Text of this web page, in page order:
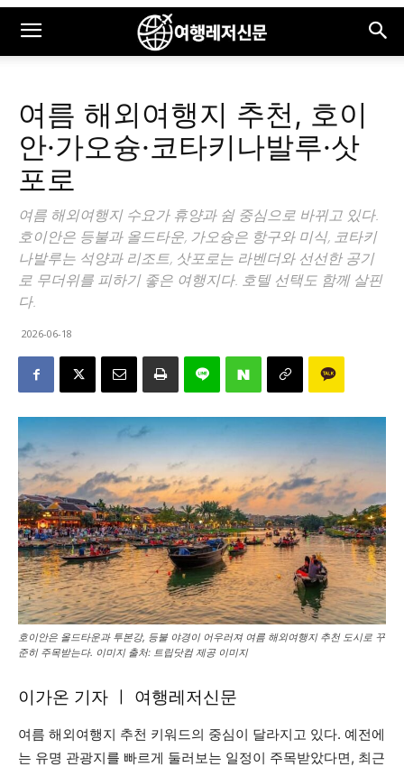
여름 해외여행지 추천, 호이
안·가오슝·코타키나발루·삿
포로
여름 해외여행지 수요가 휴양과 쉼 중심으로 바뀌고 있다.
호이안은 등불과 올드타운, 가오슝은 항구와 미식, 코타키
나발루는 석양과 리조트, 삿포로는 라벤더와 선선한 공기
로 무더위를 피하기 좋은 여행지다. 호텔 선택도 함께 살핀
다.
2026-06-18
호이안은 올드타운과 투본강, 등불 야경이 어우러져 여름 해외여행지 추천 도시로 꾸
준히 주목받는다. 이미지 출처: 트립닷컴 제공 이미지
이가온 기자 ㅣ 여행레저신문
여름 해외여행지 추천 키워드의 중심이 달라지고 있다. 예전에
는 유명 관광지를 빠르게 둘러보는 일정이 주목받았다면, 최근